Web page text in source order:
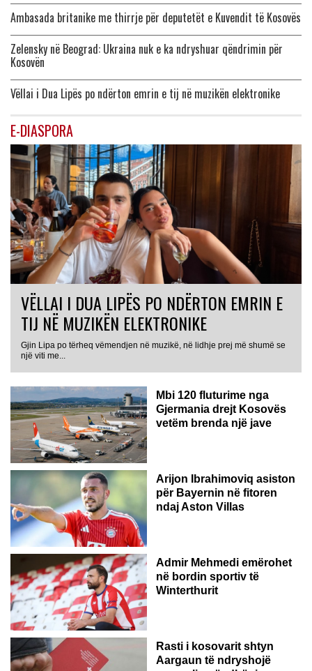
Ambasada britanike me thirrje për deputetët e Kuvendit të Kosovës
Zelensky në Beograd: Ukraina nuk e ka ndryshuar qëndrimin për
Kosovën
Vëllai i Dua Lipës po ndërton emrin e tij në muzikën elektronike
E-DIASPORA
VËLLAI I DUA LIPËS PO NDËRTON EMRIN E
TIJ NË MUZIKËN ELEKTRONIKE
Gjin Lipa po tërheq vëmendjen në muzikë, në lidhje prej më shumë se
një viti me...
GJERMANI
Mbi 120 fluturime nga
Gjermania drejt Kosovës
vetëm brenda një jave
Arijon Ibrahimoviq asiston
për Bayernin në fitoren
ndaj Aston Villas
ZVICËR
Admir Mehmedi emërohet
në bordin sportiv të
Winterthurit
Rasti i kosovarit shtyn
Aargaun të ndryshojë